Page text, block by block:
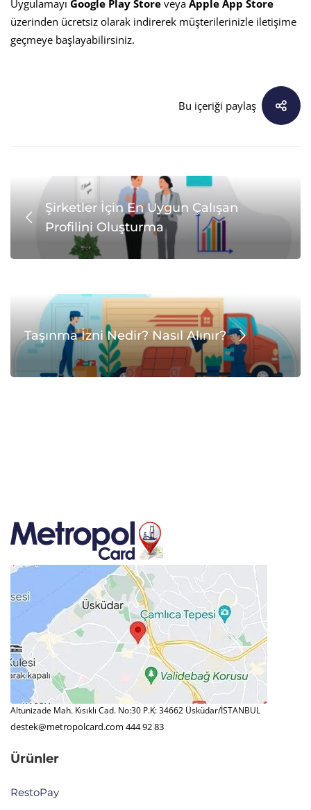
Uygulamayı Google Play Store veya Apple App Store
üzerinden ücretsiz olarak indirerek müşterilerinizle iletişime
geçmeye başlayabilirsiniz.
Bu içeriği paylaş
Şirketler İçin En Uygun Çalışan
Profilini Oluşturma
Taşınma İzni Nedir? Nasıl Alınır?
Altunizade Mah. Kısıklı Cad. No:30 P.K: 34662 Üsküdar/İSTANBUL
destek@metropolcard.com 444 92 83
Ürünler
RestoPay